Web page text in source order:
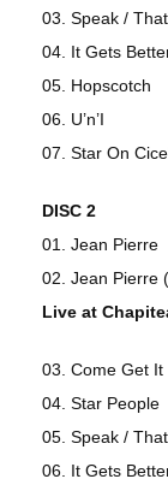
03. Speak /
04. It Gets
05. Hopscotch
06. U’n’I
07. Star On
DISC 2
01. Jean Pierre
02. Jean Pierre
Live at
03. Come Get It
04. Star People
05. Speak /
06. It Gets